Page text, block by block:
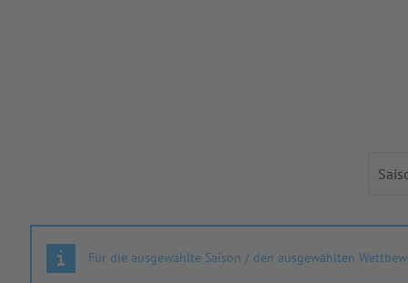
Für die ausgewählte Saison / den ausgewählten